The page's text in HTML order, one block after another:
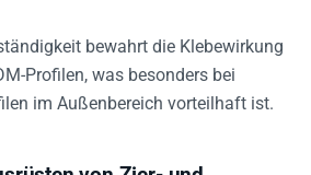
bewahrt die Klebewirkung
Profilen, was besonders bei
im Außenbereich vorteilhaft ist.